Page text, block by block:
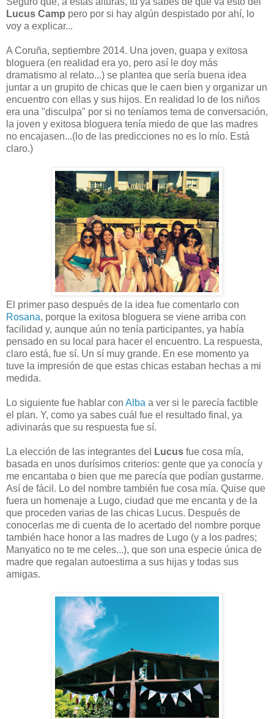
Lucus Camp pero por si hay algún despistado por ahí, lo
voy a explicar...
A Coruña, septiembre 2014. Una joven, guapa y exitosa
bloguera (en realidad era yo, pero así le doy más
dramatismo al relato...) se plantea que sería buena idea
juntar a un grupito de chicas que le caen bien y organizar un
encuentro con ellas y sus hijos. En realidad lo de los niños
era una "disculpa" por si no teníamos tema de conversación,
la joven y exitosa bloguera tenía miedo de que las madres
no encajasen...(lo de las predicciones no es lo mío. Está
claro.)
El primer paso después de la idea fue comentarlo con
Rosana, porque la exitosa bloguera se viene arriba con
facilidad y, aunque aún no tenía participantes, ya había
pensado en su local para hacer el encuentro. La respuesta,
claro está, fue sí. Un sí muy grande. En ese momento ya
tuve la impresión de que estas chicas estaban hechas a mi
medida.
Lo siguiente fue hablar con Alba a ver si le parecía factible
el plan. Y, como ya sabes cuál fue el resultado final, ya
adivinarás que su respuesta fue sí.
La elección de las integrantes del Lucus fue cosa mía,
basada en unos durísimos criterios: gente que ya conocía y
me encantaba o bien que me parecía que podían gustarme.
Así de fácil. Lo del nombre también fue cosa mía. Quise que
fuera un homenaje a Lugo, ciudad que me encanta y de la
que proceden varias de las chicas Lucus. Después de
conocerlas me di cuenta de lo acertado del nombre porque
también hace honor a las madres de Lugo (y a los padres;
Manyatico no te me celes...), que son una especie única de
madre que regalan autoestima a sus hijas y todas sus
amigas.